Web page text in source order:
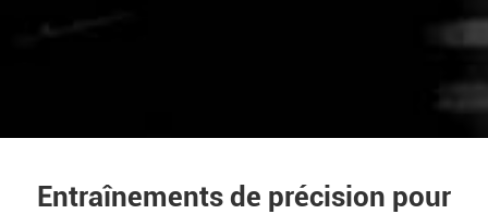
Entraînements de précision pour